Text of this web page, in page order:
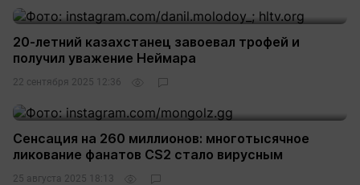
20-летний казахстанец завоевал трофей и
получил уважение Неймара
22 сентября 2025 12:36
Сенсация на 260 миллионов: многотысячное
ликование фанатов CS2 стало вирусным
25 августа 2025 18:13